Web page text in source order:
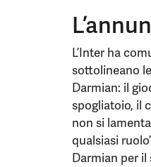
L’Inter ha
sottolineano
Darmian: il
spogliatoio, il
non si
qualsiasi
Darmian per